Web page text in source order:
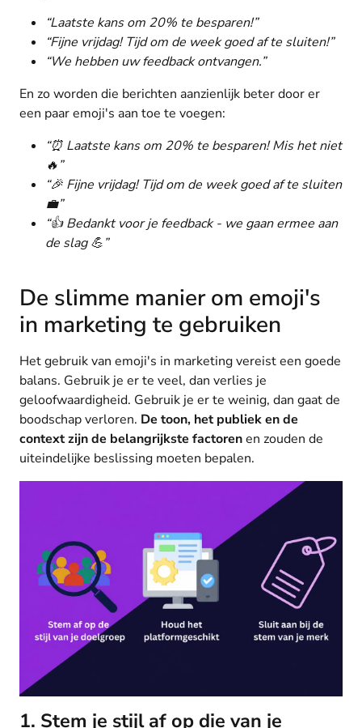
“Laatste kans om 20% te besparen!”
“Fijne vrijdag! Tijd om de week goed af te sluiten!”
“We hebben uw feedback ontvangen.”
En zo worden die berichten aanzienlijk beter door er
een paar emoji's aan toe te voegen:
“⏰ Laatste kans om 20% te besparen! Mis het niet
🔥”
“🎉 Fijne vrijdag! Tijd om de week goed af te sluiten
💼”
“👍 Bedankt voor je feedback - we gaan ermee aan
de slag 💪”
De slimme manier om emoji's
in marketing te gebruiken
Het gebruik van emoji's in marketing vereist een goede
balans. Gebruik je er te veel, dan verlies je
geloofwaardigheid. Gebruik je er te weinig, dan gaat de
boodschap verloren. De toon, het publiek en de
context zijn de belangrijkste factorenen zouden de
uiteindelijke beslissing moeten bepalen.
1. Stem je stijl af op die van je